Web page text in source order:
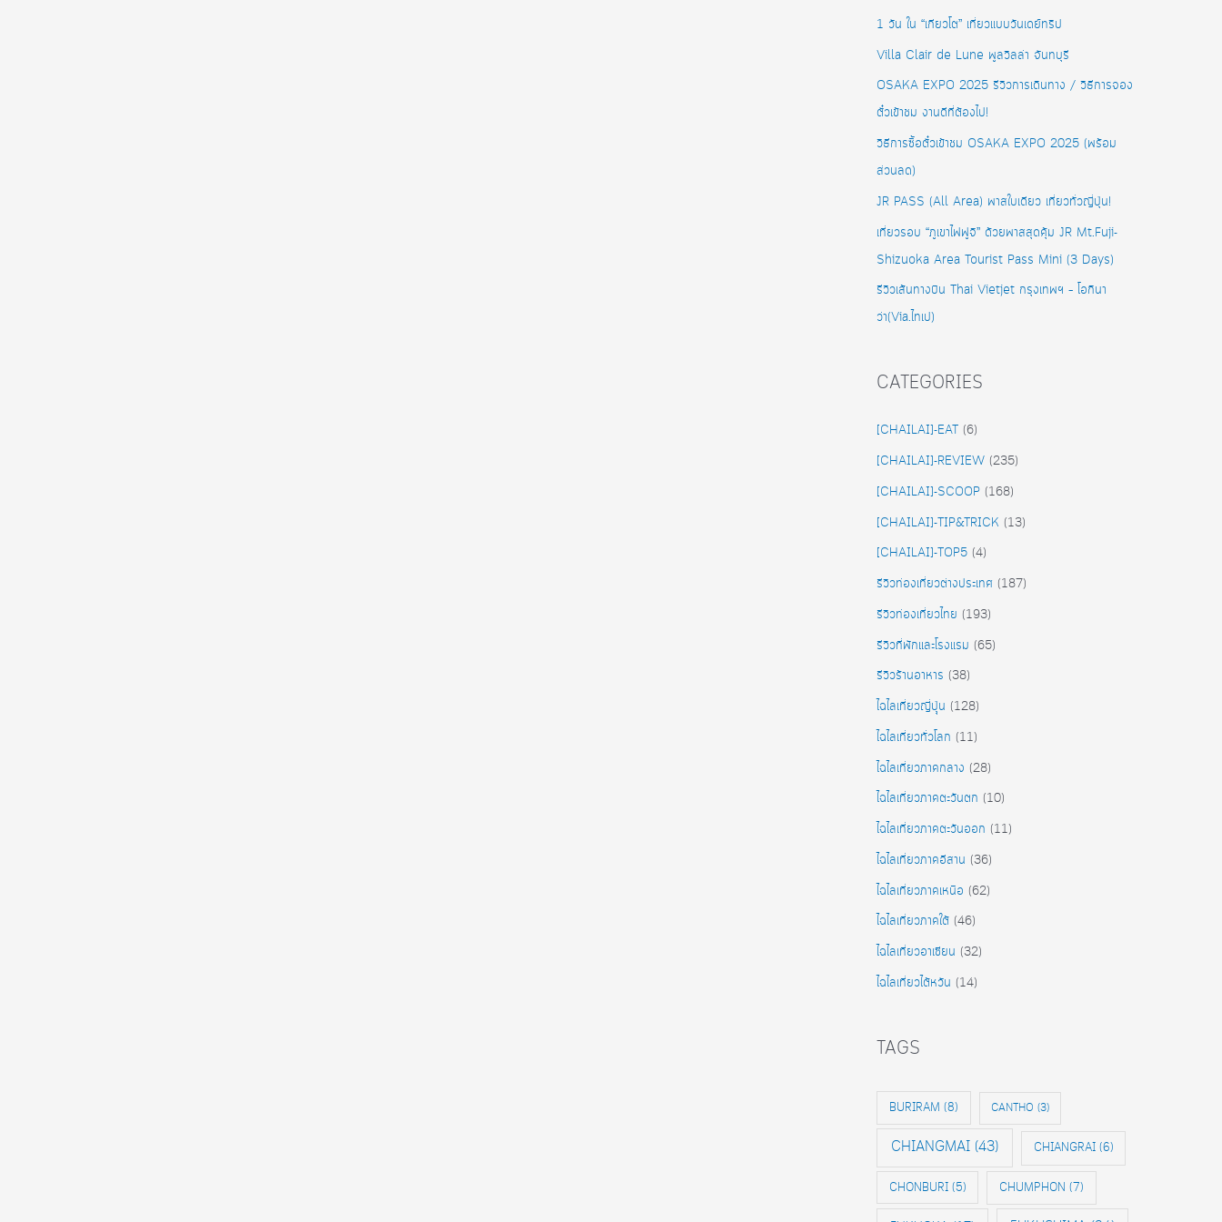
1 วัน ใน “เกียวโต” เที่ยวแบบวันเดย์ทริป
Villa Clair de Lune พูลวิลล่า จันทบุรี
OSAKA EXPO 2025 รีวิวการเดินทาง / วิธีการจอง
ตั๋วเข้าชม งานดีที่ต้องไป!
วิธีการซื้อตั๋วเข้าชม OSAKA EXPO 2025 (พร้อม
ส่วนลด)
JR PASS (All Area) พาสใบเดียว เที่ยวทั่วญี่ปุ่น!
เที่ยวรอบ “ภูเขาไฟฟูจิ” ด้วยพาสสุดคุ้ม JR Mt.Fuji-
Shizuoka Area Tourist Pass Mini (3 Days)
รีวิวเส้นทางบิน Thai Vietjet กรุงเทพฯ – โอกินา
ว่า(Via.ไทเป)
CATEGORIES
[CHAILAI]-EAT (6)
[CHAILAI]-REVIEW (235)
[CHAILAI]-SCOOP (168)
[CHAILAI]-TIP&TRICK (13)
[CHAILAI]-TOP5 (4)
รีวิวท่องเที่ยวต่างประเทศ (187)
รีวิวท่องเที่ยวไทย (193)
รีวิวที่พักและโรงแรม (65)
รีวิวร้านอาหาร (38)
ไฉไลเที่ยวญี่ปุุ่น (128)
ไฉไลเที่ยวทั่วโลก (11)
ไฉไลเที่ยวภาคกลาง (28)
ไฉไลเที่ยวภาคตะวันตก (10)
ไฉไลเที่ยวภาคตะวันออก (11)
ไฉไลเที่ยวภาคอีสาน (36)
ไฉไลเที่ยวภาคเหนือ (62)
ไฉไลเที่ยวภาคใต้ (46)
ไฉไลเที่ยวอาเซียน (32)
ไฉไลเที่ยวไต้หวัน (14)
TAGS
BURIRAM (8) CANTHO (3)
CHIANGMAI(43) CHIANGRAI(6)
CHONBURI(5) CHUMPHON (7)